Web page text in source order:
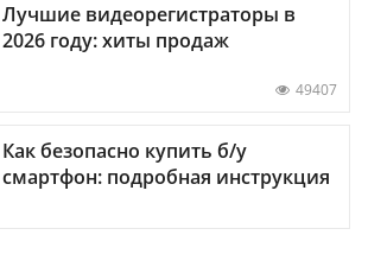
Лучшие видеорегистраторы в
2026 году: хиты продаж
49407
Как безопасно купить б/у
смартфон: подробная инструкция